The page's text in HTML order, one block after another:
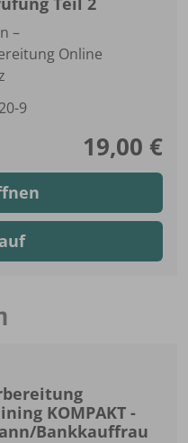
–
Online
9
19,00 €
KOMPAKT -
Bankkauffrau